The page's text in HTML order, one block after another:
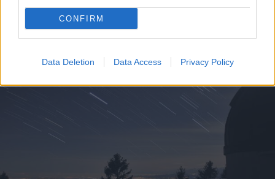
CONFIRM
Data Deletion Data Access Privacy Policy
ALTRE NOTIZIE DI NERVIANO